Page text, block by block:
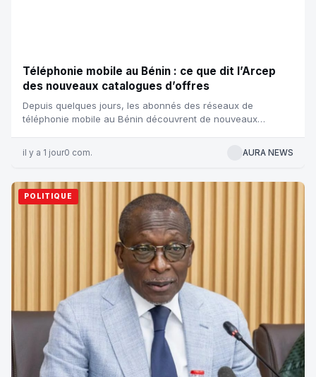
Téléphonie mobile au Bénin : ce que dit l’Arcep
des nouveaux catalogues d’offres
Depuis quelques jours, les abonnés des réseaux de
téléphonie mobile au Bénin découvrent de nouveaux
il y a 1 jour0 com. AURA NEWS
POLITIQUE